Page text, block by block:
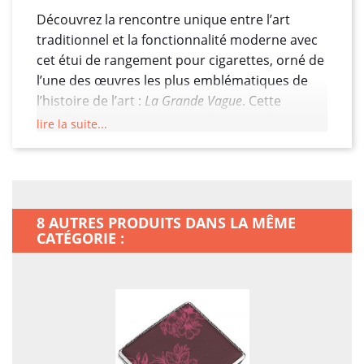
Découvrez la rencontre unique entre l’art
traditionnel et la fonctionnalité moderne avec
cet étui de rangement pour cigarettes, orné de
l’une des œuvres les plus emblématiques de
l’histoire de l’art : La Grande Vague. Cette
représentation iconique de la nature dans
rangement allie le raffinement de l’esthétique
japonaise à une conception robuste et
Un Design Inspiré de la Célèbre Estampe
lire la suite...
8 AUTRES PRODUITS DANS LA MÊME
CATÉGORIE :